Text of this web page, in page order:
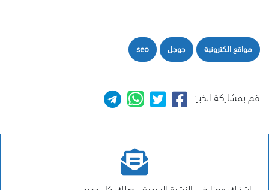
مواقع الكترونية جوجل seo
قم بمشاركة الخبر: